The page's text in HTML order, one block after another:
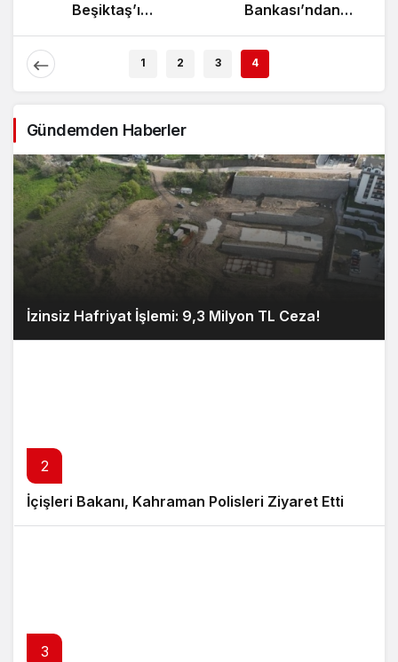
Zeybek Tartışması
Alevlendi!
Beşiktaş’ı
Ağırlıyor!
1 2 3 4
Gündemden Haberler
İzinsiz Hafriyat İşlemi: 9,3 Milyon TL Ceza!
2
İçişleri Bakanı, Kahraman Polisleri Ziyaret Etti
3